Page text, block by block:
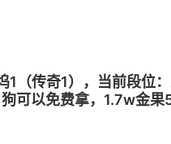
（传奇1），当前段位
可以免费拿，1.7w金